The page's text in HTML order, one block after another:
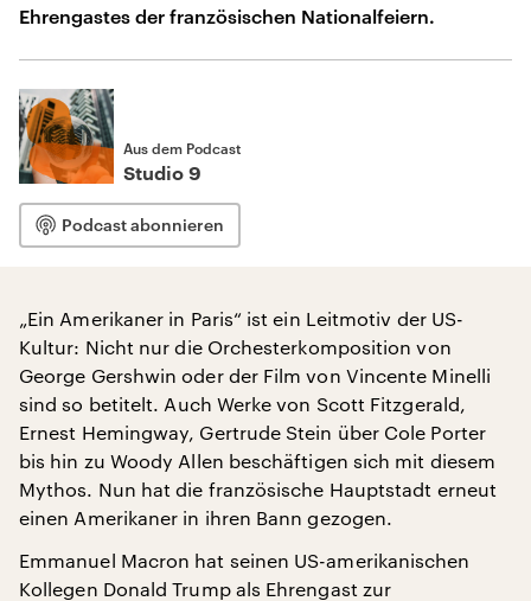
Ehrengastes der französischen Nationalfeiern.
Aus dem Podcast
Studio 9
Podcast abonnieren
„Ein Amerikaner in Paris“ ist ein Leitmotiv der US-
Kultur: Nicht nur die Orchesterkomposition von
George Gershwin oder der Film von Vincente Minelli
sind so betitelt. Auch Werke von Scott Fitzgerald,
Ernest Hemingway, Gertrude Stein über Cole Porter
bis hin zu Woody Allen beschäftigen sich mit diesem
Mythos. Nun hat die französische Hauptstadt erneut
einen Amerikaner in ihren Bann gezogen.
Emmanuel Macron hat seinen US-amerikanischen
Kollegen Donald Trump als Ehrengast zur